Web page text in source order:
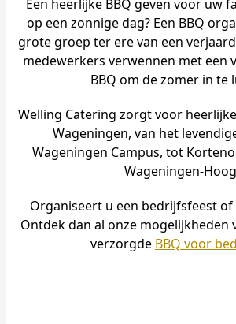
Een heerlijke BBQ geven voor uw
op een zonnige dag? Een BBQ
grote groep ter ere van een
medewerkers verwennen met een
BBQ om de zomer in te
Welling Catering zorgt voor
Wageningen, van het
Wageningen Campus, tot
Wageningen-
Organiseert u een bedrijfsfeest
Ontdek dan al onze mogelijkheden
verzorgde BBQ voor